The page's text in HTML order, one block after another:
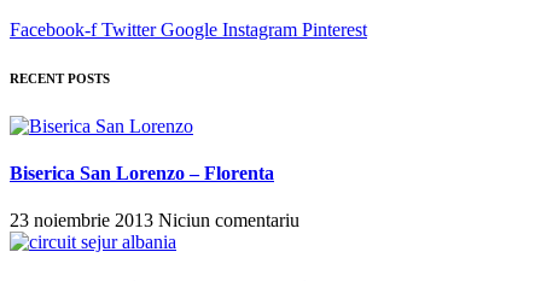
Facebook-f Twitter Google Instagram Pinterest
RECENT POSTS
Biserica San Lorenzo – Florenta
23 noiembrie 2013 Niciun comentariu